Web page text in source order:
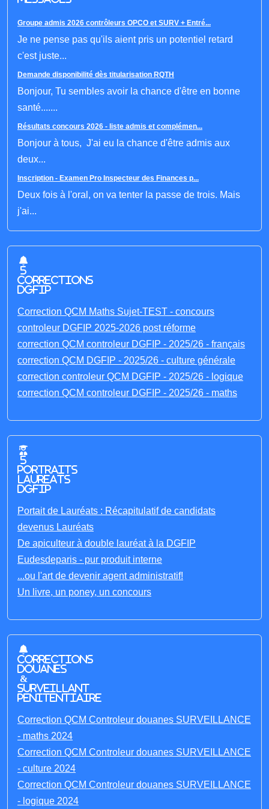
Groupe admis 2026 contrôleurs OPCO et SURV + Entré...
Je ne pense pas qu'ils aient pris un potentiel retard
c'est juste...
Demande disponibilité dès titularisation RQTH
Bonjour, Tu sembles avoir la chance d'être en bonne
santé.......
Résultats concours 2026 - liste admis et complémen...
Bonjour à tous, J'ai eu la chance d'être admis aux
deux...
Inscription - Examen Pro Inspecteur des Finances p...
Deux fois à l'oral, on va tenter la passe de trois. Mais
j'ai...
5
corrections
DGFIP
Correction QCM Maths Sujet-TEST - concours
controleur DGFIP 2025-2026 post réforme
correction QCM controleur DGFIP - 2025/26 - français
correction QCM DGFIP - 2025/26 - culture générale
correction controleur QCM DGFIP - 2025/26 - logique
correction QCM controleur DGFIP - 2025/26 - maths
5
portraits
laureats
DGFIP
Portait de Lauréats : Récapitulatif de candidats
devenus Lauréats
De apiculteur à double lauréat à la DGFIP
Eudesdeparis - pur produit interne
...ou l'art de devenir agent administratif!
Un livre, un poney, un concours
Corrections
Douanes
&
Surveillant
penitentiaire
Correction QCM Controleur douanes SURVEILLANCE
- maths 2024
Correction QCM Controleur douanes SURVEILLANCE
- culture 2024
Correction QCM Controleur douanes SURVEILLANCE
- logique 2024